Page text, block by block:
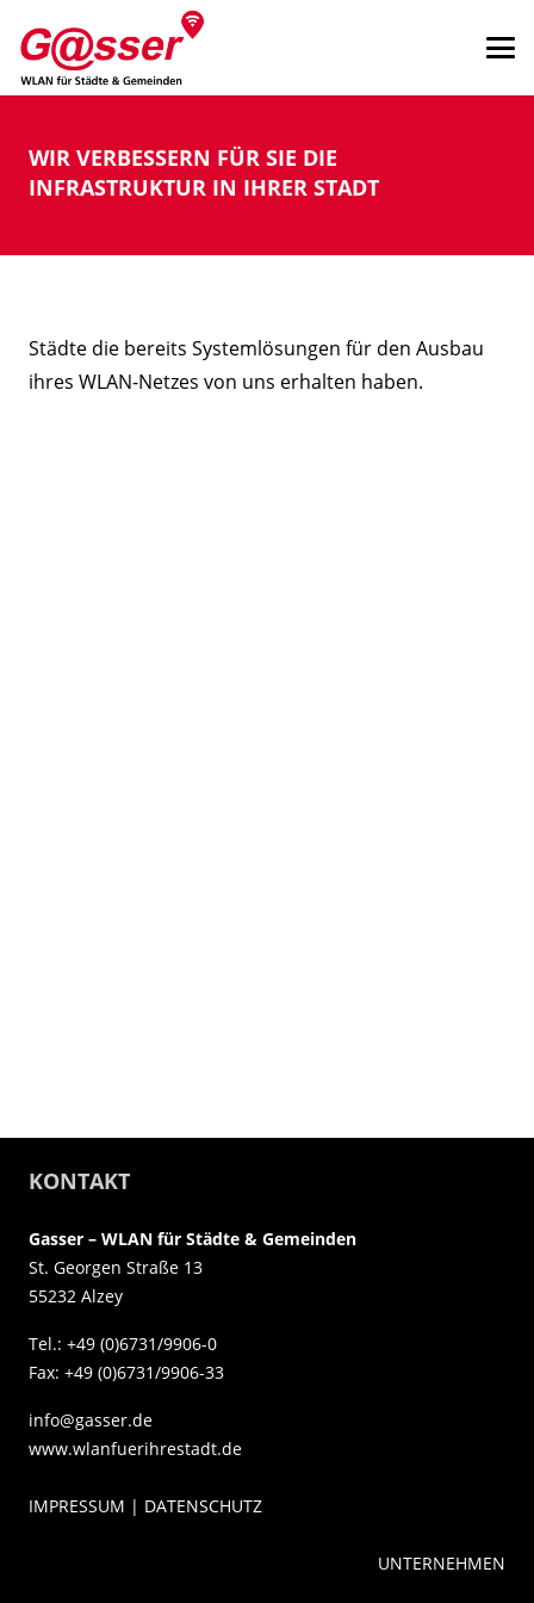
WIR VERBESSERN FÜR SIE DIE
INFRASTRUKTUR IN IHRER STADT
Städte die bereits Systemlösungen für den Ausbau
ihres WLAN-Netzes von uns erhalten haben.
KONTAKT
Gasser – WLAN für Städte & Gemeinden
St. Georgen Straße 13
55232 Alzey
Tel.: +49 (0)6731/9906-0
Fax: +49 (0)6731/9906-33
info@gasser.de
www.wlanfuerihrestadt.de
IMPRESSUM | DATENSCHUTZ
UNTERNEHMEN